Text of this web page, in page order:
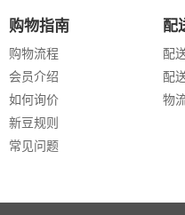
购物指南
购物流程
会员介绍
如何询价
新豆规则
常见问题
配
配
配
物